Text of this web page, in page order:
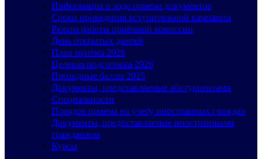
Информация о ходе приема документов
Сроки проведения вступительной кампании
Режим работы приёмной комиссии
День открытых дверей
План приёма 2026
Целевая подготовка 2026
Проходные баллы 2025
Документы, представляемые абитуриентами
Специальности
Порядок приема на учебу иностранных граждан
Документы, предоставляемые иностранными
гражданами
Курсы